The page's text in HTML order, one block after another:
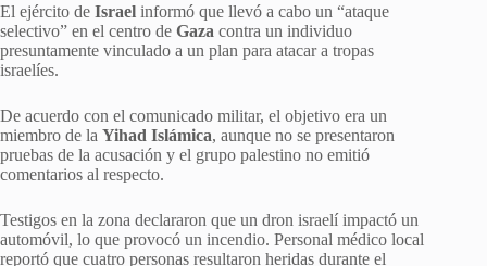
El ejército de Israel informó que llevó a cabo un “ataque
selectivo” en el centro de Gaza contra un individuo
presuntamente vinculado a un plan para atacar a tropas
israelíes.
De acuerdo con el comunicado militar, el objetivo era un
miembro de la Yihad Islámica, aunque no se presentaron
pruebas de la acusación y el grupo palestino no emitió
comentarios al respecto.
Testigos en la zona declararon que un dron israelí impactó un
automóvil, lo que provocó un incendio. Personal médico local
reportó que cuatro personas resultaron heridas durante el